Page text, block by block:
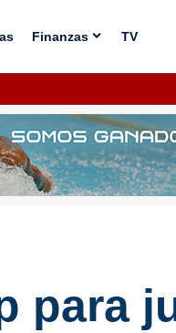
Finanzas TV
para